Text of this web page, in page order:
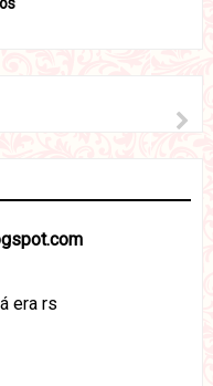
era rs